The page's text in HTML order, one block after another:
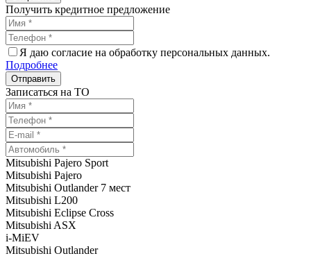
Получить кредитное предложение
Я даю согласие на обработку персональных данных.
Подробнее
Записаться на ТО
Mitsubishi Pajero Sport
Mitsubishi Pajero
Mitsubishi Outlander 7 мест
Mitsubishi L200
Mitsubishi Eclipse Cross
Mitsubishi ASX
i-MiEV
Mitsubishi Outlander